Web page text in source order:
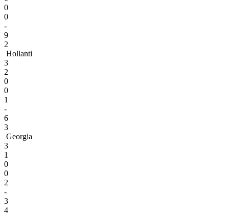
0
0
-
9
2
Hollanti
3
2
0
0
1
-
6
3
Georgia
3
1
0
0
2
-
3
4